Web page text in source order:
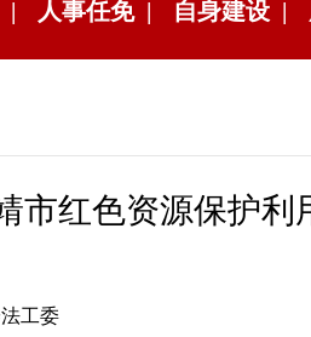
| 人事任免 | 自身建设 |
市红色资源保护利
工委